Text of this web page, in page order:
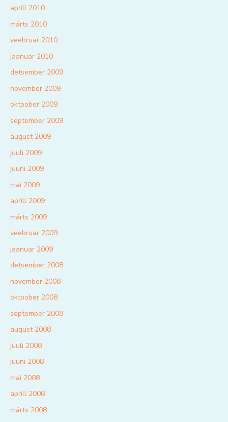
aprill 2010
märts 2010
veebruar 2010
jaanuar 2010
detsember 2009
november 2009
oktoober 2009
september 2009
august 2009
juuli 2009
juuni 2009
mai 2009
aprill 2009
märts 2009
veebruar 2009
jaanuar 2009
detsember 2008
november 2008
oktoober 2008
september 2008
august 2008
juuli 2008
juuni 2008
mai 2008
aprill 2008
märts 2008